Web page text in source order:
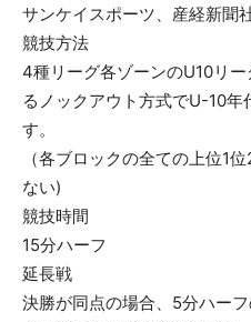
サンケイスポーツ、産経新聞
競技方法
4種リーグ各ゾーンのU10リ
るノックアウト方式でU-10年
す。
（各ブロックの全ての上位1
ない)
競技時間
15分ハーフ
延長戦
決勝が同点の場合、5分ハー